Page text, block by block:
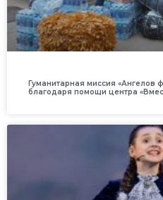
Гуманитарная миссия «Ангелов
благодаря помощи центра